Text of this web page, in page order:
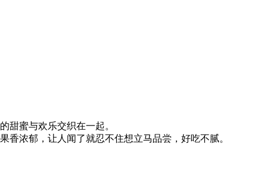
甜蜜与欢乐交织在一起。
浓郁，让人闻了就忍不住想立马品尝，好吃不腻。